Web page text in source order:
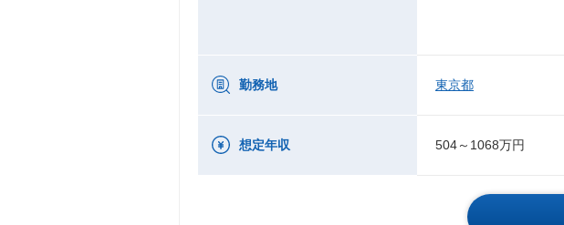
勤務地 東京都
想定年収 504～1068万円